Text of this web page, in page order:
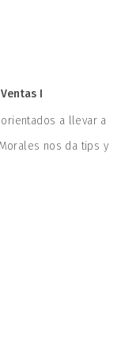
I
a llevar a
nos da tips y